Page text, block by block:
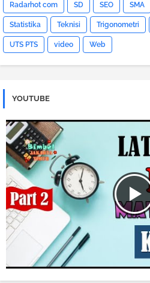
Radarhot com SD SEO SMA
Statistika Teknisi Trigonometri
UTS PTS video Web
YOUTUBE